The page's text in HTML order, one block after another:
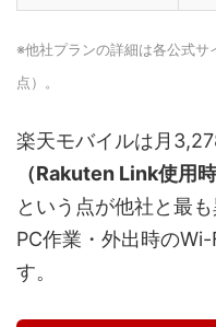
※他社プランの詳細は各公式
点）。
楽天モバイルは月
（Rakuten Link使用
という点が他社と最
PC作業・外出時の
す。